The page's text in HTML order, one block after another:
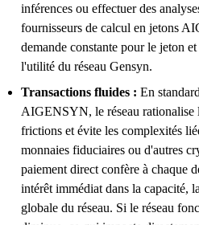
inférences ou effectuer des
fournisseurs de calcul en jetons
demande constante pour le jeton
l'utilité du réseau Gensyn.
Transactions fluides : En
AIGENSYN, le réseau rationalise
frictions et évite les complexités
monnaies fiduciaires ou d'autres
paiement direct confère à chaque
intérêt immédiat dans la capacité,
globale du réseau. Si le réseau